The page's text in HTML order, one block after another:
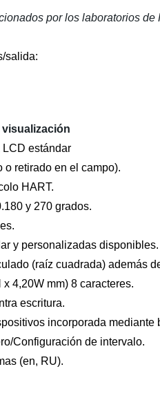
por los laboratorios de
salida:
estándar
o retirado en el campo).
HART.
y 270 grados.
y personalizadas disponibles.
(raíz cuadrada) además
4,20W mm) 8 caracteres.
escritura.
incorporada
Configuración de intervalo.
(en, RU).